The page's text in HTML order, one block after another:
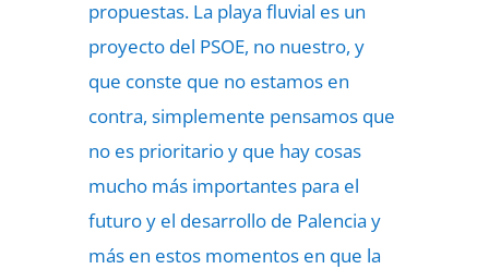
propuestas. La playa fluvial es un
proyecto del PSOE, no nuestro, y
que conste que no estamos en
contra, simplemente pensamos que
no es prioritario y que hay cosas
mucho más importantes para el
futuro y el desarrollo de Palencia y
más en estos momentos en que la